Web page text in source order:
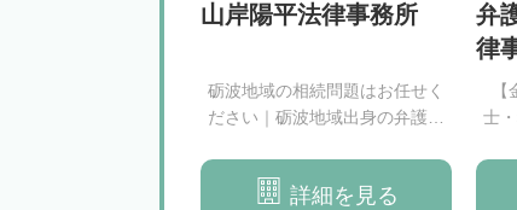
山岸陽平法律事務所
砺波地域の相続問題はお任せく
ださい｜砺波地域出身の弁護士
詳細を見る
弁
律
士